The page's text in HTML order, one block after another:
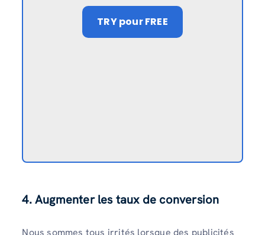
TRYpour FREE
4. Augmenter les taux de conversion